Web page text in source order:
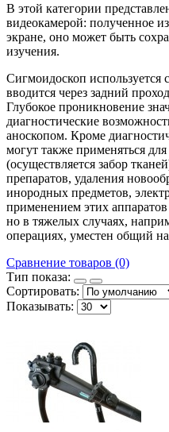
В этой категории
видеокамерой: полученное
экране, оно может быть
изучения.
Сигмоидоскоп
вводится через задний
Глубокое проникновение
диагностические
аноскопом. Кроме
могут также применяться
(осуществляется забор
препаратов, удаления
инородных предметов,
применением этих аппаратов
но в тяжелых случаях,
операциях, уместен общий
Сравнение товаров (0)
Тип показа:
Сортировать:
Показывать: